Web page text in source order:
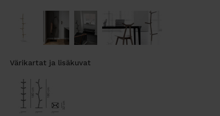
Värikartat ja lisäkuvat